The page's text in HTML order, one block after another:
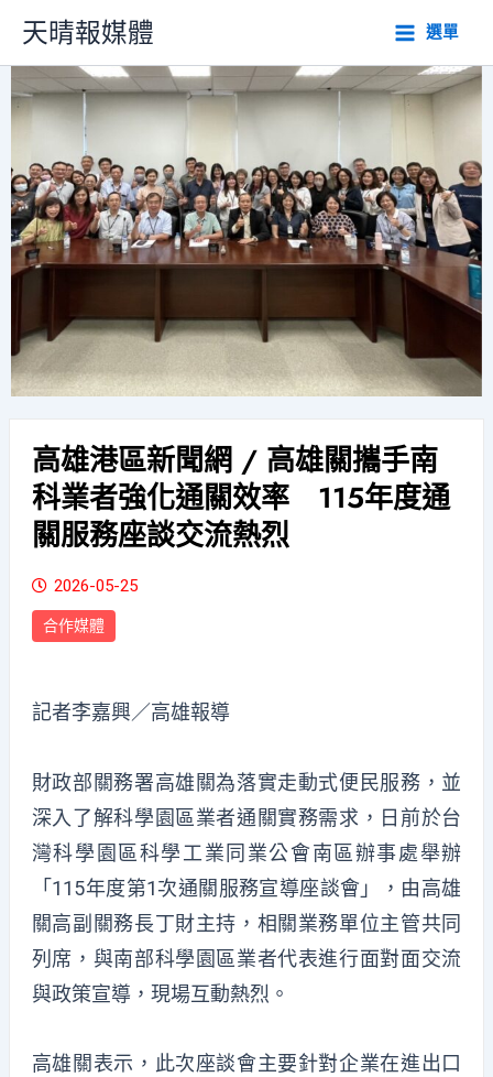
主
要
內
天晴報媒體 選單
高雄港區新聞網 / 高雄關攜手南
科業者強化通關效率 115年度通
關服務座談交流熱烈
2026-05-25
合作媒體
記者李嘉興／高雄報導
財政部關務署高雄關為落實走動式便民服務，並
深入了解科學園區業者通關實務需求，日前於台
灣科學園區科學工業同業公會南區辦事處舉辦
「115年度第1次通關服務宣導座談會」，由高雄
關高副關務長丁財主持，相關業務單位主管共同
列席，與南部科學園區業者代表進行面對面交流
與政策宣導，現場互動熱烈。
高雄關表示，此次座談會主要針對企業在進出口